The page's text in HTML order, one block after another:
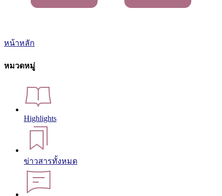
หน้าหลัก
หมวดหมู่
Highlights
ข่าวสารทั้งหมด